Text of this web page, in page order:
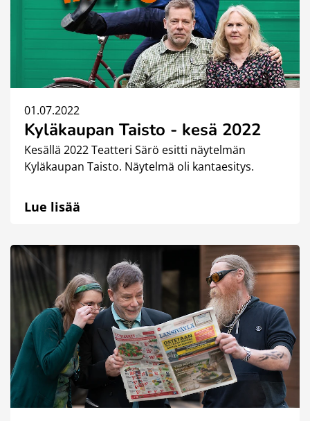
01.07.2022
Kyläkaupan Taisto - kesä 2022
Kesällä 2022 Teatteri Särö esitti näytelmän
Kyläkaupan Taisto. Näytelmä oli kantaesitys.
Lue lisää